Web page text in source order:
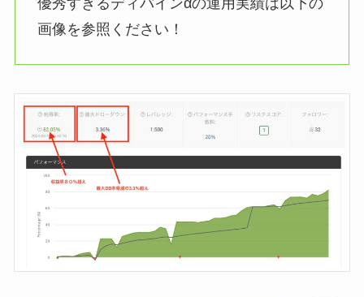
優秀すぎるディバインαの運用実績は以下の
画像を参照ください！